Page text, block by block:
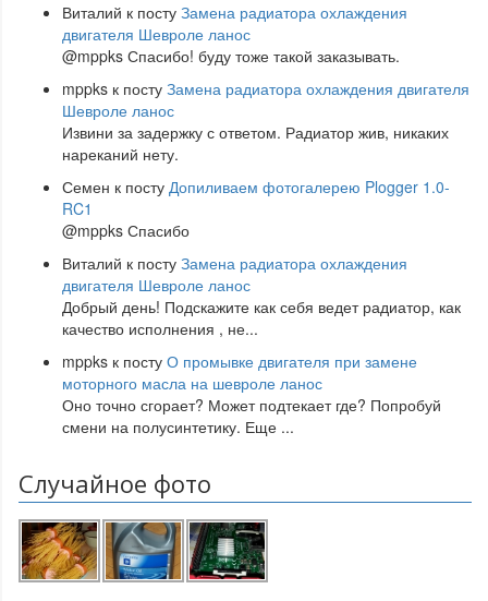
Виталий к посту Замена радиатора охлаждения
двигателя Шевроле ланос
@mppks Спасибо! буду тоже такой заказывать.
mppks к посту Замена радиатора охлаждения двигателя
Шевроле ланос
Извини за задержку с ответом. Радиатор жив, никаких
нареканий нету.
Семен к посту Допиливаем фотогалерею Plogger 1.0-
RC1
@mppks Спасибо
Виталий к посту Замена радиатора охлаждения
двигателя Шевроле ланос
Добрый день! Подскажите как себя ведет радиатор, как
качество исполнения , не...
mppks к посту О промывке двигателя при замене
моторного масла на шевроле ланос
Оно точно сгорает? Может подтекает где? Попробуй
смени на полусинтетику. Еще ...
Случайное фото